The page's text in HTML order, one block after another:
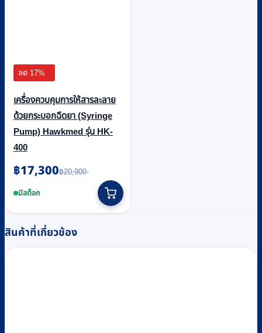
ลด 17%
เครื่องควบคุมการให้สารละลาย
ด้วยกระบอกฉีดยา (Syringe
Pump) Hawkmed รุ่น HK-
400
฿20,900
Original
price
was:
฿20,900.
฿17,300
Current
price
is:
฿17,300.
มีสต็อก
สินค้าที่เกี่ยวข้อง